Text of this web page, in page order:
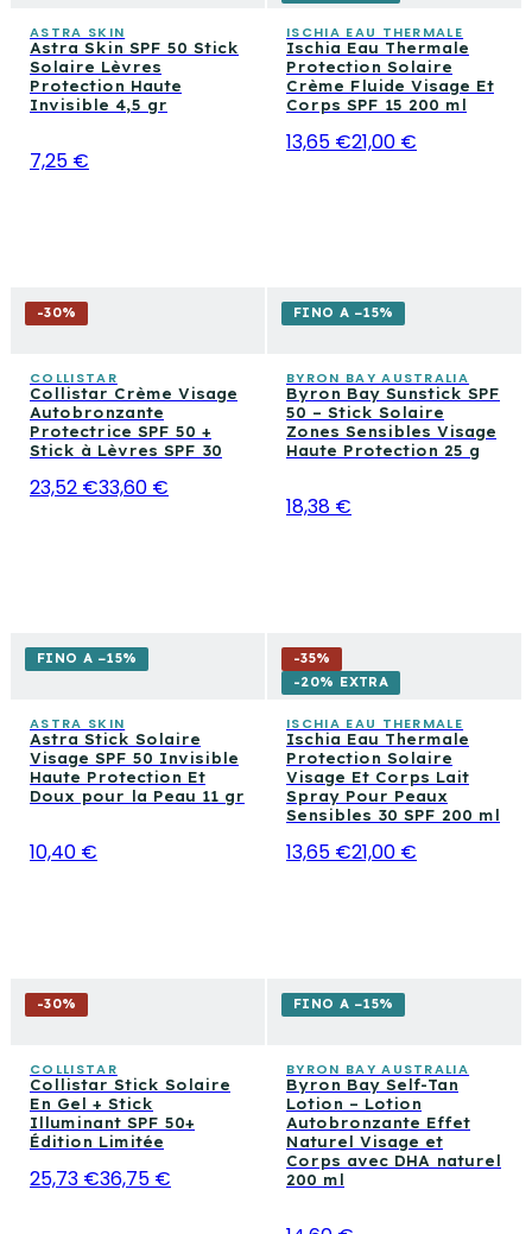
ASTRA SKIN
Astra Skin SPF 50 Stick
Solaire Lèvres
Protection Haute
Invisible 4,5 gr
7,25 €
ISCHIA EAU THERMALE
Ischia Eau Thermale
Protection Solaire
Crème Fluide Visage Et
Corps SPF 15 200 ml
13,65 €21,00 €
-30%
COLLISTAR
Collistar Crème Visage
Autobronzante
Protectrice SPF 50 +
Stick à Lèvres SPF 30
23,52 €33,60 €
FINO A −15%
BYRON BAY AUSTRALIA
Byron Bay Sunstick SPF
50 – Stick Solaire
Zones Sensibles Visage
Haute Protection 25 g
18,38 €
FINO A −15%
ASTRA SKIN
Astra Stick Solaire
Visage SPF 50 Invisible
Haute Protection Et
Doux pour la Peau 11 gr
10,40 €
-35%
-20% EXTRA
ISCHIA EAU THERMALE
Ischia Eau Thermale
Protection Solaire
Visage Et Corps Lait
Spray Pour Peaux
Sensibles 30 SPF 200 ml
13,65 €21,00 €
-30%
COLLISTAR
Collistar Stick Solaire
En Gel + Stick
Illuminant SPF 50+
Édition Limitée
25,73 €36,75 €
FINO A −15%
BYRON BAY AUSTRALIA
Byron Bay Self-Tan
Lotion – Lotion
Autobronzante Effet
Naturel Visage et
Corps avec DHA naturel
200 ml